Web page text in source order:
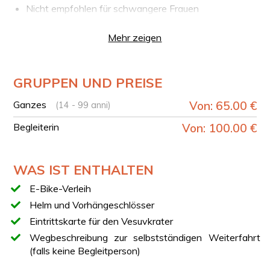
Nicht empfohlen für schwangere Frauen
oder anderen ernsten gesundheitlichen Beschwerden
Vorsichtsmaßnahmen treffen und ggf. medizinische
DEIN ERLEBNIS AUF EINEN BLICK
Abfahrt vom Treffpunkt in Boscotrecase (NA) (8:30
Autonome Fahrt (oder mit Begleiter) mit dem E-Bike
entlang der Matrone-Straße bis auf 1050 Meter
Parken des E-Bikes und Wanderung von ca. 3 km zu
Fuß
Zugang zum Vesuv-Krater mit Eintrittskarte inklusive
Rückkehr nach Boscotrecase (NA) zu Fuß und mit
dem E-Bike
Mehr zeigen
GRUPPEN UND PREISE
Ganzes (14 - 99 anni) Von: 65.00 €
Begleiterin Von: 100.00 €
WAS IST ENTHALTEN
E-Bike-Verleih
Helm und Vorhängeschlösser
Eintrittskarte für den Vesuvkrater
Wegbeschreibung zur selbstständigen Weiterfahrt
(falls keine Begleitperson)